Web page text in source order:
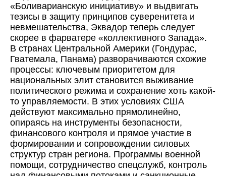
«Боливарианскую инициативу» и выдвигать
тезисы в защиту принципов суверенитета и
невмешательства, Эквадор теперь следует
скорее в фарватере «коллективного Запада».
В странах Центральной Америки (Гондурас,
Гватемала, Панама) разворачиваются схожие
процессы: ключевым приоритетом для
национальных элит становится выживание
политического режима и сохранение хоть какой-
то управляемости. В этих условиях США
действуют максимально прямолинейно,
опираясь на инструменты безопасности,
финансового контроля и прямое участие в
формировании и сопровождении силовых
структур стран региона. Программы военной
помощи, сотрудничество спецслужб, контроль